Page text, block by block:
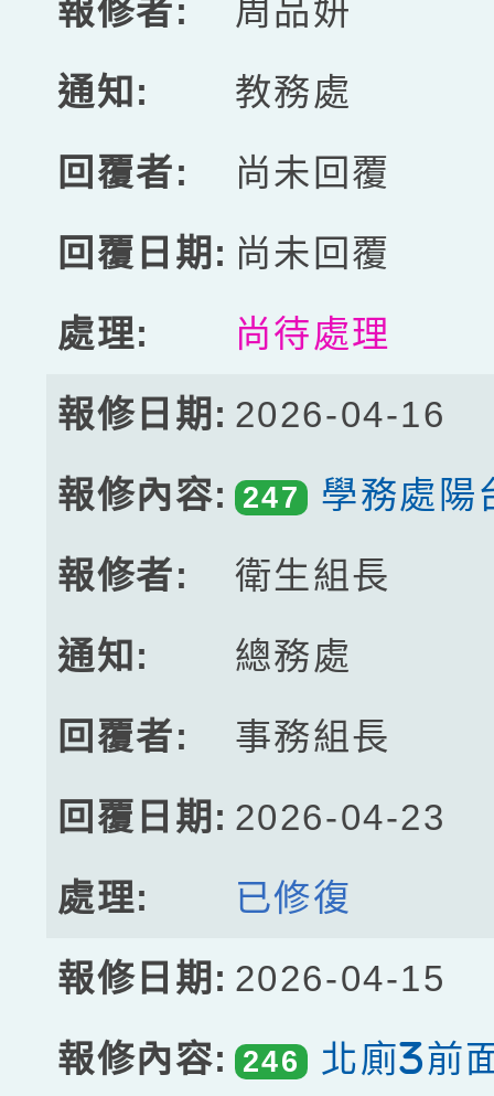
周品妍
教務處
尚未回覆
尚未回覆
尚待處理
2026-04-16
247 學務處陽
衛生組長
總務處
事務組長
2026-04-23
已修復
2026-04-15
246
北廁3前